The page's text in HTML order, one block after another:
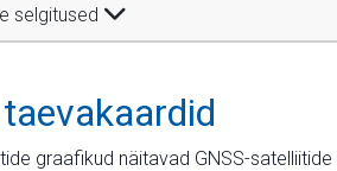
selgitused
graafikud näitavad GNSS-